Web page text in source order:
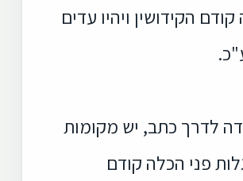
קודם הקידושין ויהיו עדים
לדרך כתב, יש מקומות
פני הכלה קודם